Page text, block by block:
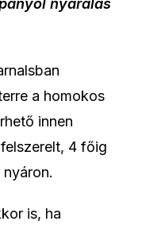
nyaralás
a homokos
innen
4 főig
is, ha